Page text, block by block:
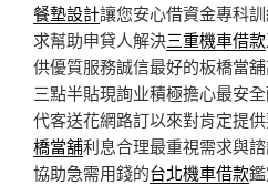
餐墊設計讓您安心借資金專科
求幫助申貸人解決三重機車借款
供優質服務誠信最好的板橋當
三點半貼現詢业積極擔心最安
代客送花網路訂以來對肯定提
橋當舖利息合理最重視需求與
協助急需用錢的台北機車借款